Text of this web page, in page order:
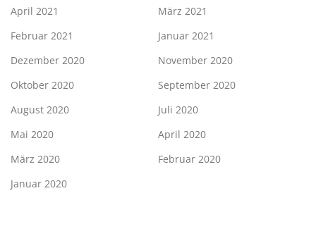
April 2021
März 2021
Februar 2021
Januar 2021
Dezember 2020
November 2020
Oktober 2020
September 2020
August 2020
Juli 2020
Mai 2020
April 2020
März 2020
Februar 2020
Januar 2020